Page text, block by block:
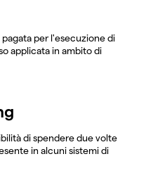
pagata per l'esecuzione di
applicata in ambito di
di spendere due volte
in alcuni sistemi di